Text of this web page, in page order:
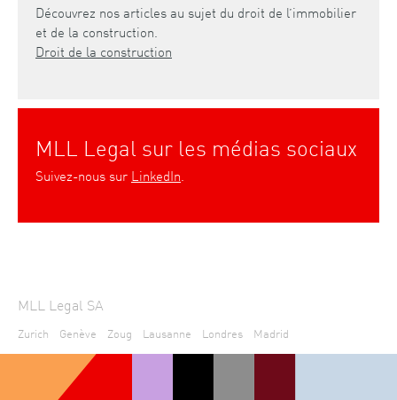
Découvrez nos articles au sujet du droit de l’immobilier
et de la construction.
Droit de la construction
MLL Legal sur les médias sociaux
Suivez-nous sur LinkedIn
MLL Legal SA
Zurich Genève Zoug Lausanne Londres Madrid